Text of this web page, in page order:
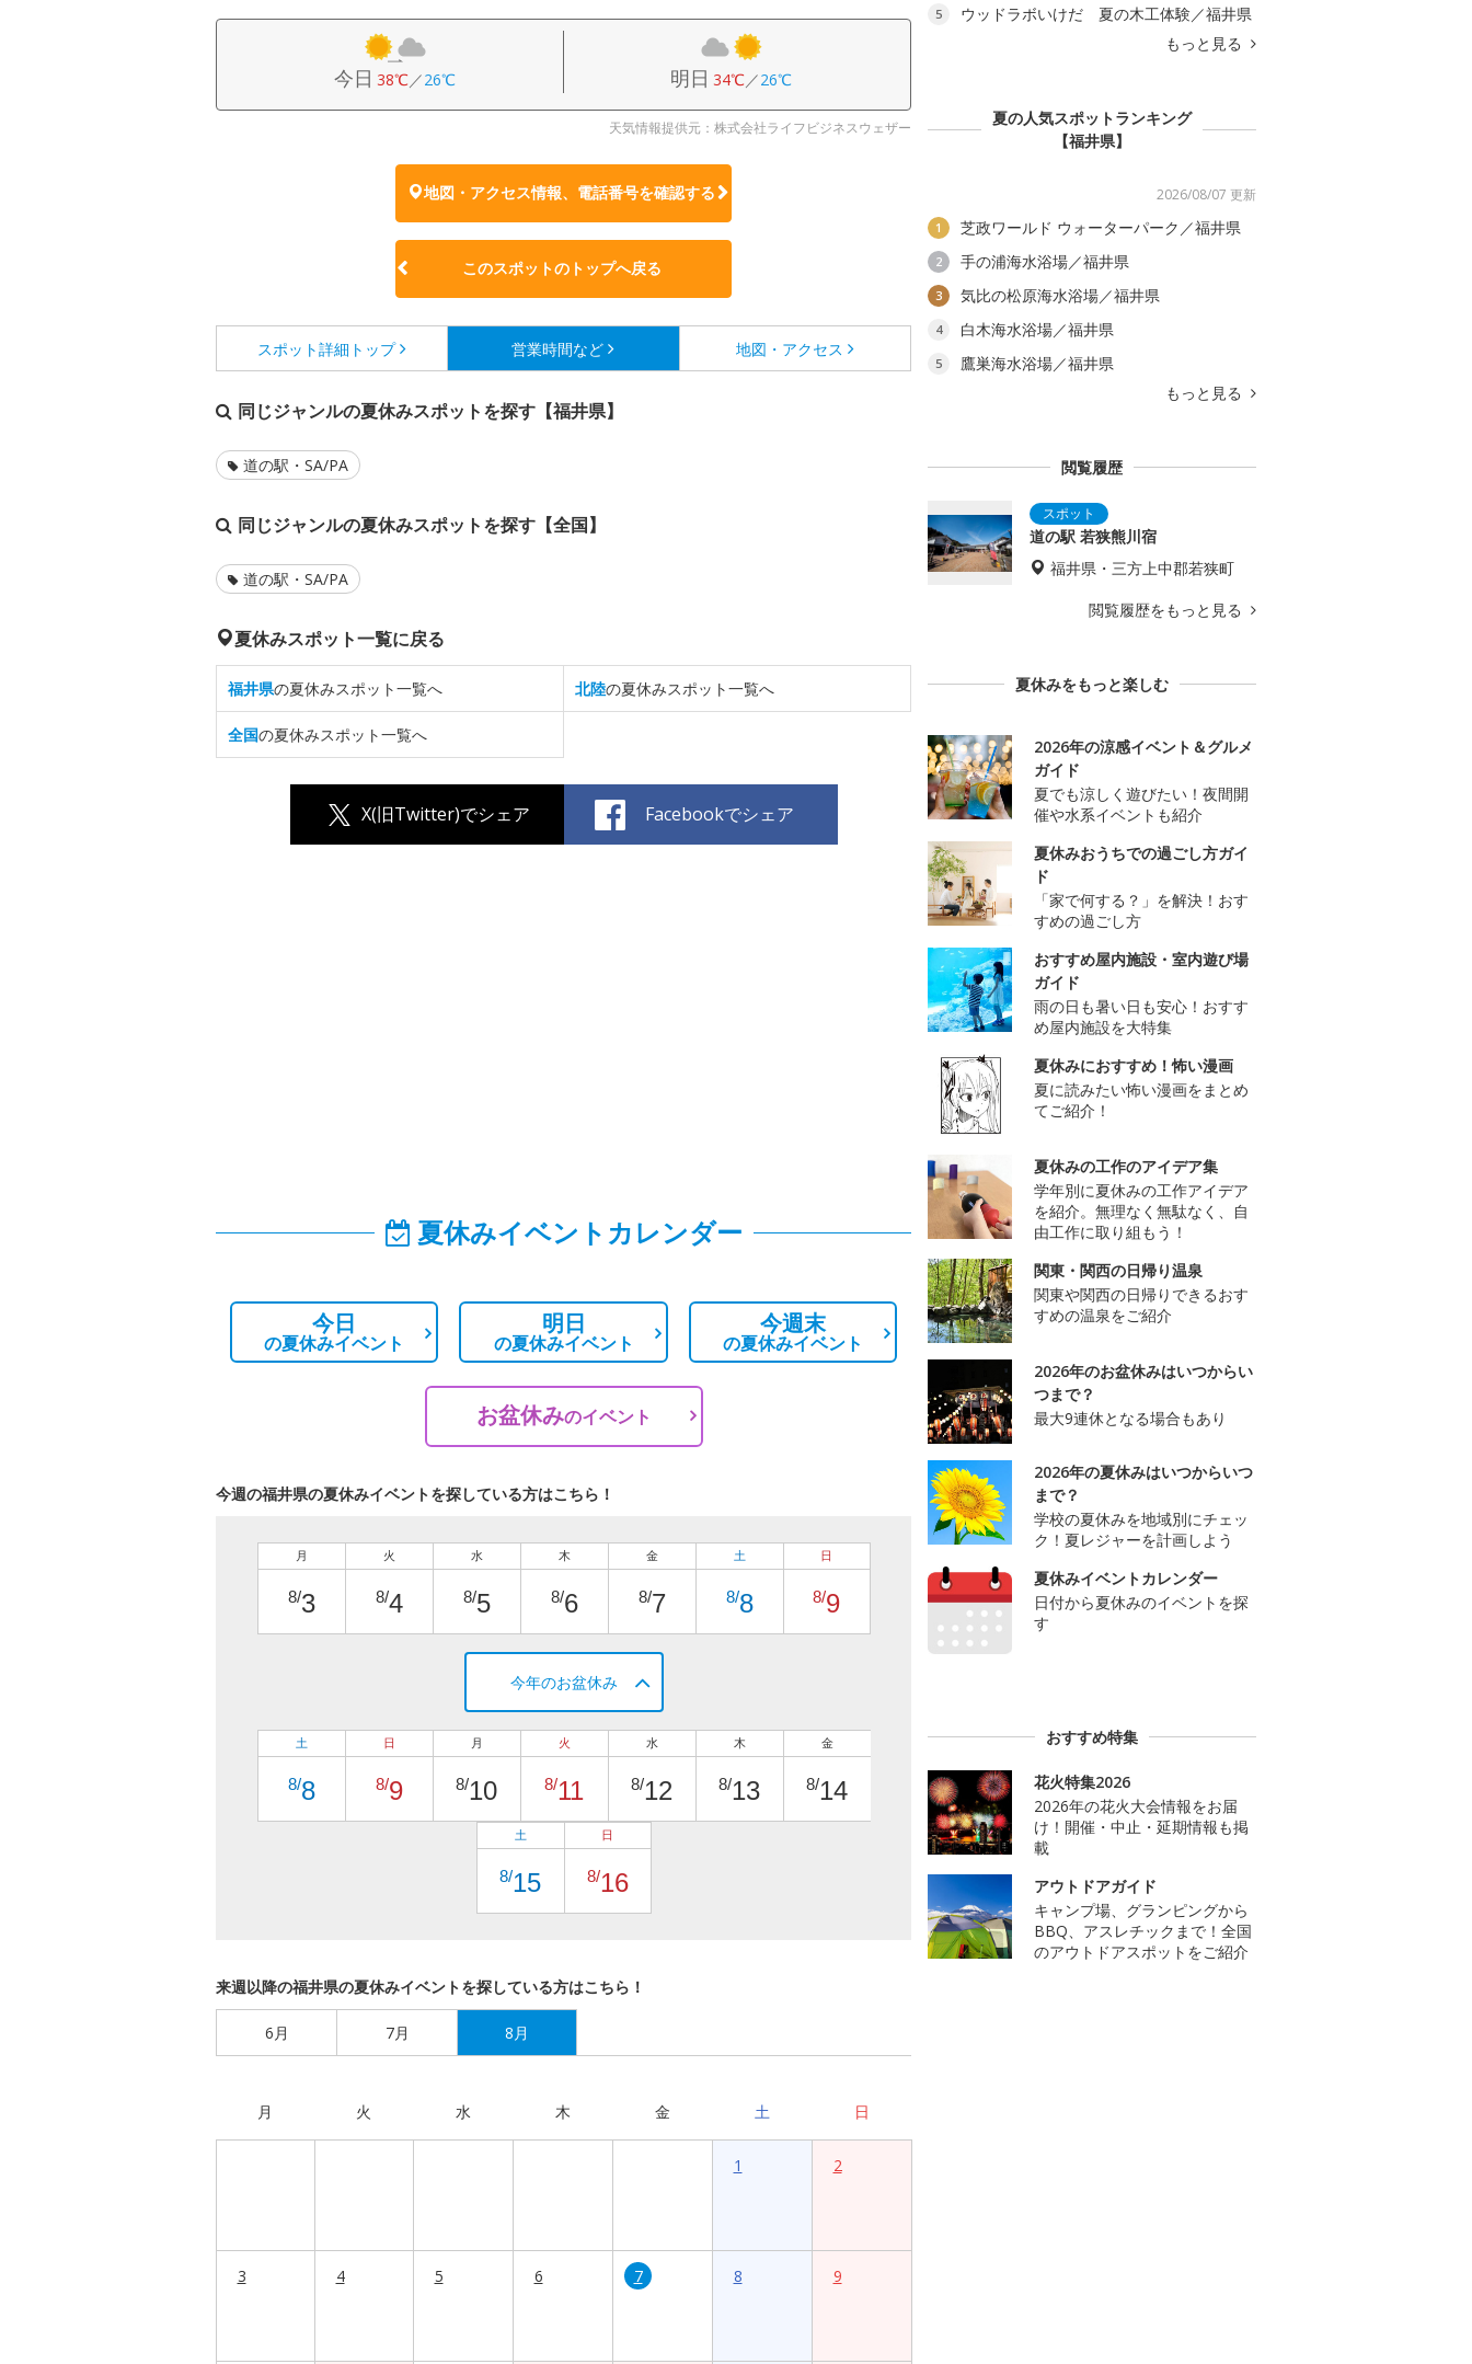
今日 38℃／26℃ 明日 34℃／26℃
天気情報提供元：株式会社ライフビジネスウェザー
地図・アクセス情報、電話番号を確認する
このスポットのトップへ戻る
スポット詳細 トップ 営業時間など 地図・アクセス
同じジャンルの夏休みスポットを探す【福井県】
道の駅・SA/PA
同じジャンルの夏休みスポットを探す【全国】
道の駅・SA/PA
夏休みスポット一覧に戻る
福井県の夏休みスポット一覧へ 北陸の夏休みスポット一覧へ
全国の夏休みスポット一覧へ
X(旧Twitter)でシェア Facebookでシェア
夏休みイベントカレンダー
今日
の夏休みイベント
明日
の夏休みイベント
今週末
の夏休みイベント
お盆休みのイベント
今週の福井県の夏休みイベントを探している方はこちら！
月
8/3
火
8/4
水
8/5
木
8/6
金
8/7
土
8/8
日
8/9
今年のお盆休み
土
8/8
日
8/9
月
8/10
火
8/11
水
8/12
木
8/13
金
8/14
土
8/15
日
8/16
来週以降の福井県の夏休みイベントを探している方はこちら！
6月 7月 8月
月 火 水 木 金 土 日
1 2
3 4 5 6 7 8 9
5
ウッドラボいけだ 夏の木工体験／福井県
もっと見る
夏の人気スポットランキング
【福井県】
2026/08/07 更新
1 芝政ワールド ウォーターパーク／福井県
2 手の浦海水浴場／福井県
3 気比の松原海水浴場／福井県
4 白木海水浴場／福井県
5
鷹巣海水浴場／福井県
もっと見る
閲覧履歴
道の駅 若狭熊川宿
福井県・三方上中郡若狭町
閲覧履歴をもっと見る
夏休みをもっと楽しむ
2026年の涼感イベント＆グルメ
ガイド
夏でも涼しく遊びたい！夜間開
催や水系イベントも紹介
夏休みおうちでの過ごし方ガイ
ド
「家で何する？」を解決！おす
すめの過ごし方
おすすめ屋内施設・室内遊び場
ガイド
雨の日も暑い日も安心！おすす
め屋内施設を大特集
夏休みにおすすめ！怖い漫画
夏に読みたい怖い漫画をまとめ
てご紹介！
夏休みの工作のアイデア集
学年別に夏休みの工作アイデア
を紹介。無理なく無駄なく、自
由工作に取り組もう！
関東・関西の日帰り温泉
関東や関西の日帰りできるおす
すめの温泉をご紹介
2026年のお盆休みはいつからい
つまで？
最大9連休となる場合もあり
2026年の夏休みはいつからいつ
まで？
学校の夏休みを地域別にチェッ
ク！夏レジャーを計画しよう
夏休みイベントカレンダー
日付から夏休みのイベントを探
す
おすすめ特集
花火特集2026
2026年の花火大会情報をお届
け！開催・中止・延期情報も掲
載
アウトドアガイド
キャンプ場、グランピングから
BBQ、アスレチックまで！全国
のアウトドアスポットをご紹介